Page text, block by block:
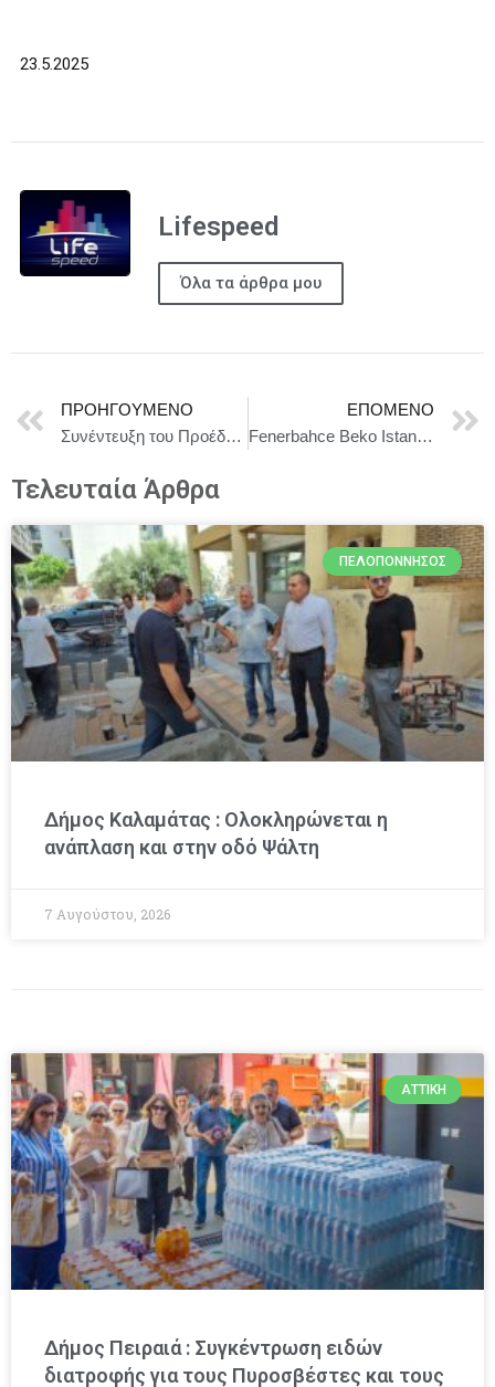
23.5.2025
Lifespeed
Όλα τα άρθρα μου
ΠΡΟΗΓΟΎΜΕΝΟ
Συνέντευξη του Προέδρου του ΣΥΡΙΖΑ-ΠΣ, Σωκράτη Φάμελλου, στο «Ράδιο Πάντειον»
ΕΠΌΜΕΝΟ
Fenerbahce Beko Istanbul – Παναθηναϊκός AKTOR 82-76
Τελευταία Άρθρα
ΠΕΛΟΠΌΝΝΗΣΟΣ
Δήμος Καλαμάτας : Ολοκληρώνεται η
ανάπλαση και στην οδό Ψάλτη
7 Αυγούστου, 2026
ΑΤΤΙΚΉ
Δήμος Πειραιά : Συγκέντρωση ειδών
διατροφής για τους Πυροσβέστες και τους